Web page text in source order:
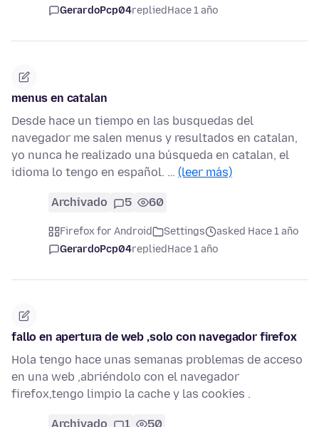
GerardoPcp04repliedHace 1 año
menus en catalan
Desde hace un tiempo en las busquedas del
navegador me salen menus y resultados en catalan,
yo nunca he realizado una búsqueda en catalan, el
idioma lo tengo en español. … (leer más)
Archivado 5 60
Firefox for Android Settings
asked Hace 1 año
GerardoPcp04repliedHace 1 año
fallo en apertura de web ,solo con navegador firefox
Hola tengo hace unas semanas problemas de acceso
en una web ,abriéndolo con el navegador
firefox,tengo limpio la cache y las cookies .
Archivado 1 50